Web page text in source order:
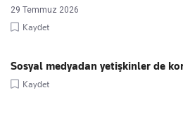
29 Temmuz 2026
Kaydet
Sosyal medyadan yetişkinler de
Kaydet